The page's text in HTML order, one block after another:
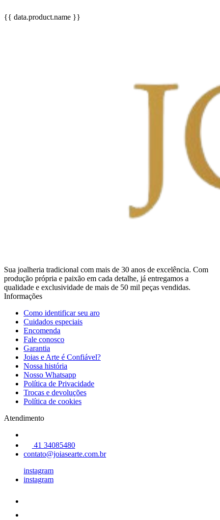
{{ data.product.name }}
Sua joalheria tradicional com mais de 30 anos de excelência. Com
produção própria e paixão em cada detalhe, já entregamos a
qualidade e exclusividade de mais de 50 mil peças vendidas.
Informações
Como identificar seu aro
Cuidados especiais
Encomenda
Fale conosco
Garantia
Joias e Arte é Confiável?
Nossa história
Nosso Whatsapp
Política de Privacidade
Trocas e devoluções
Política de cookies
Atendimento
41 34085480
contato@joiasearte.com.br
instagram
instagram